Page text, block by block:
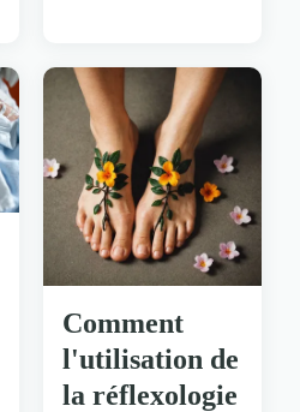
Comment
l'utilisation de
la réflexologie